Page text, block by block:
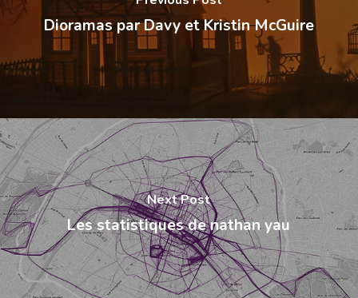
Dioramas par Davy et Kristin McGuire
Next Post
Les statistiques de nathan yau